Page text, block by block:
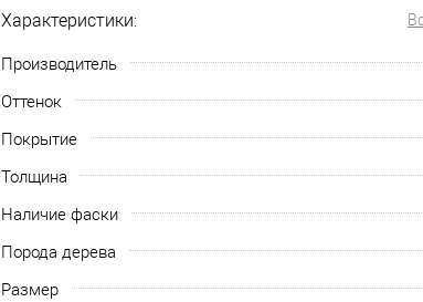
Характеристики:
Производитель
Оттенок
Покрытие
Толщина
Наличие фаски
Порода дерева
Размер